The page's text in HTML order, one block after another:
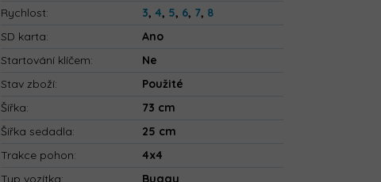
Rychlost: 3,4, 5, 6, 7, 8
SD karta:
Ano
Startování klíčem:
Ne
Stav zboží:
Použité
Šířka:
73 cm
Šířka sedadla:
25 cm
Trakce pohon:
4x4
Typ vozítka:
Buggy